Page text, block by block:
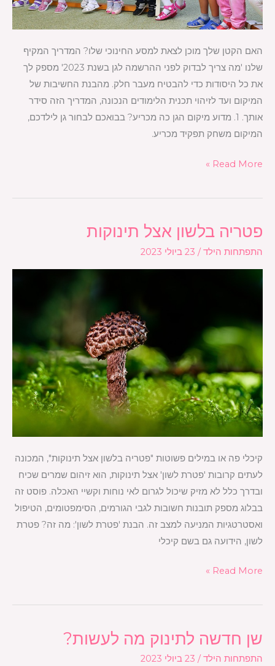
האם הקטן שלך מוכן לצאת למסע החינוכי שלו? המדריך המקיף
שלנו 'מה צריך לבדוק לפני ההרשמה לגן בשנת 2023' מספק לך
את כל היסודות כדי להבטיח מעבר חלק. מהבנת החשיבות של
המיקום ועד לזיהוי תכנית הלימודים הנכונה, המדריך הזה סידר
אותך. 1. מדוע מיקום הגן כה מכריע? בבואכם לבחור גן לילדכם,
המיקום משחק תפקיד מכריע.
Read More »
פטריה בלשון אצל תינוקות
התפתחות הילד/ 23 ביולי 2023
קיכלי פה או במילים פשוטות "פטריה בלשון אצל תינוקות", המכונה
לעתים קרובות 'פטרת לשון' אצל תינוקות, הוא זיהום שמרים שכיח
ובדרך כלל לא מזיק שיכול לגרום לאי נוחות וקשיי האכלה. פוסט זה
בבלוג מספק תובנות חשובות לגבי הגורמים, הסימפטומים, הטיפול
ואסטרטגיות המניעה למצב זה. הבנת 'פטרת לשון': מה זה? פטרת
לשון, הידועה גם בשם קיכלי
פטריה
תינוקות
Read More »
שן חדשה לתינוק מה לעשות?
התפתחות הילד/ 23 ביולי 2023
שן